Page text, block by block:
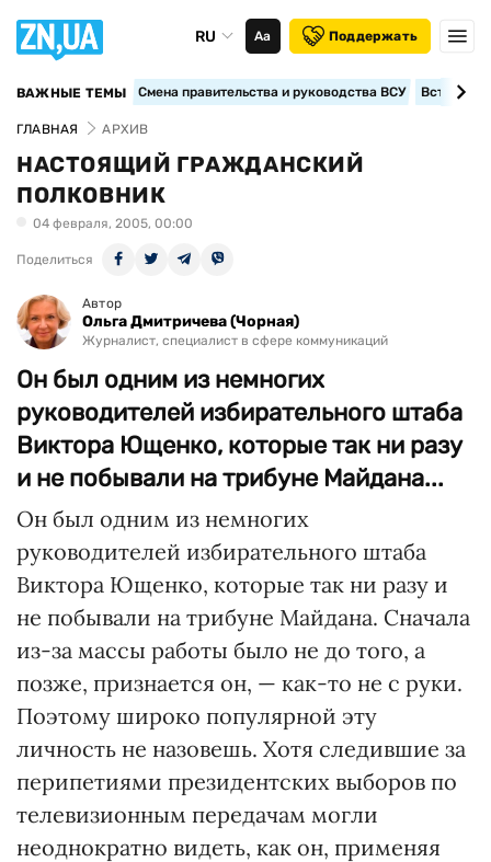
RU Аа Поддержать
ВАЖНЫЕ ТЕМЫ Смена правительства и руководства ВСУ
ГЛАВНАЯ АРХИВ
НАСТОЯЩИЙ ГРАЖДАНСКИЙ
ПОЛКОВНИК
04 февраля, 2005, 00:00
Поделиться
Автор
Ольга Дмитричева (Чорная)
Журналист, специалист в сфере коммуникаций
Он был одним из немногих
руководителей избирательного штаба
Виктора Ющенко, которые так ни разу
и не побывали на трибуне Майдана...
Он был одним из немногих
руководителей избирательного штаба
Виктора Ющенко, которые так ни разу и
не побывали на трибуне Майдана. Сначала
из-за массы работы было не до того, а
позже, признается он, — как-то не с руки.
Поэтому широко популярной эту
личность не назовешь. Хотя следившие за
перипетиями президентских выборов по
телевизионным передачам могли
неоднократно видеть, как он, применяя